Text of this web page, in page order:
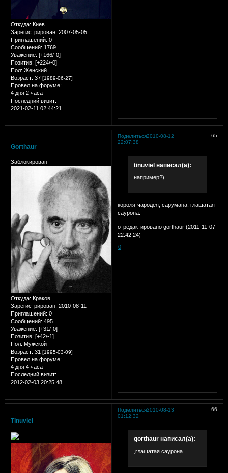
Откуда: Киев
Зарегистрирован: 2007-05-05
Приглашений: 0
Сообщений: 1769
Уважение: [+166/-0]
Позитив: [+224/-0]
Пол: Женский
Возраст: 37 [1989-06-27]
Провел на форуме:
4 дня 2 часа
Последний визит:
2021-02-11 02:44:21
Поделиться 65
2010-08-12
22:07:38
Gorthaur
Заблокирован
Откуда: Краков
Зарегистрирован: 2010-08-11
Приглашений: 0
Сообщений: 495
Уважение: [+31/-0]
Позитив: [+42/-1]
Пол: Мужской
Возраст: 31 [1995-03-09]
Провел на форуме:
4 дня 4 часа
Последний визит:
2012-02-03 20:25:48
tinuviel написал(а):
например?)
короля-чародея, сарумана, глашатая
саурона.
отредактировано gorthaur (2011-11-07
22:42:24)
0
Поделиться 66
2010-08-13
01:12:32
Tinuviel
gorthaur написал(а):
,глашатая саурона